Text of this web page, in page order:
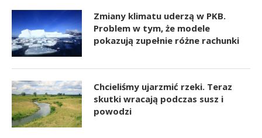
Zmiany klimatu uderzą w PKB.
Problem w tym, że modele
pokazują zupełnie różne rachunki
Chcieliśmy ujarzmić rzeki. Teraz
skutki wracają podczas susz i
powodzi